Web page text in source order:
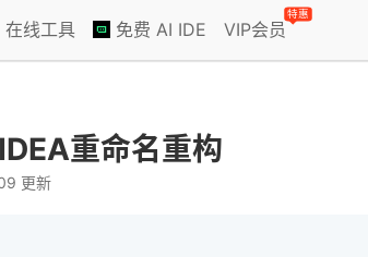
在线工具 免费 AI IDE VIP会员
特惠
重命名重构
更新